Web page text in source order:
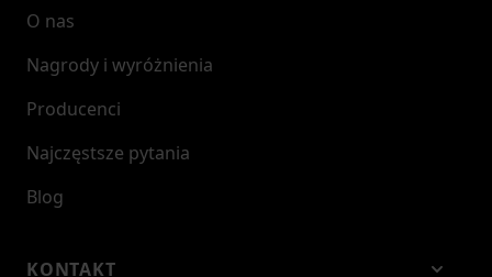
O nas
Nagrody i wyróżnienia
Producenci
Najczęstsze pytania
Blog
KONTAKT